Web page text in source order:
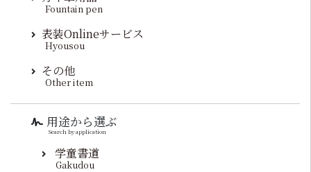
Fountain pen
表装Onlineサービス
Hyousou
その他
Other item
用途から選ぶ
Search by application
学童書道
Gakudou